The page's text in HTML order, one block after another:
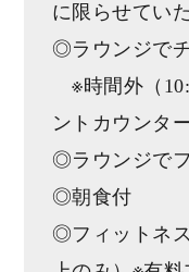
に限らせてい
◎ラウンジで
※時間外（
ントカウンタ
◎ラウンジで
◎朝食付
◎フィットネ